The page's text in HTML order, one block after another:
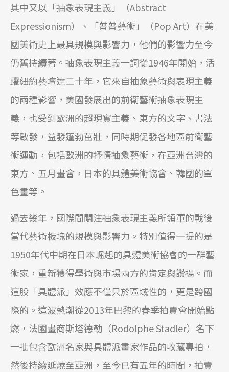
其中又以「抽象表現主義」（Abstract
Expressionism）、「普普藝術」（Pop Art）在美
國美術史上最具規模與影響力，他們的影響力至今
仍舊持續著。抽象表現主義一詞從1946年開始，活
躍紐約藝壇達二十年，它來自抽象藝術與表現主義
的兩種影響，美國發展出的前衛藝術抽象表現主
義，也受到歐洲的超現實主義、東方的文字、書法
等啟發，益發蓬勃茁壯，同時期促發各地區前衛藝
術運動，包括歐洲的抒情抽象藝術，在亞洲台灣的
東方、五月畫會，日本的具體美術協會、韓國的單
色畫等。
過去幾年，國際間關注抽象表現主義所領軍的戰後
當代藝術板塊的規模與影響力。特別值得一提的是
1950年代中期在日本崛起的具體美術協會的一群藝
術家，重新獲得學術與市場兩方的肯定與讚揚。而
這股「具體派」效應不僅只於區域性的，更是跨國
際的。這波熱潮從2013年巴黎的春季拍賣會開始點
燃，法國畫商斯塔德勒（Rodolphe Stadler）名下
一批包含歐洲名家與具體派畫家作品的收藏專拍，
然後持續延燒至亞洲，至今已有五年的時間，拍賣